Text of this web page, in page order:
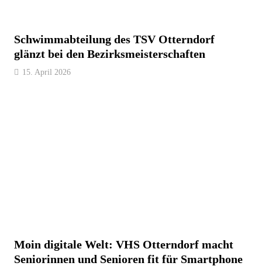
Schwimmabteilung des TSV Otterndorf
glänzt bei den Bezirksmeisterschaften
15. April 2026
Moin digitale Welt: VHS Otterndorf macht
Seniorinnen und Senioren fit für Smartphone